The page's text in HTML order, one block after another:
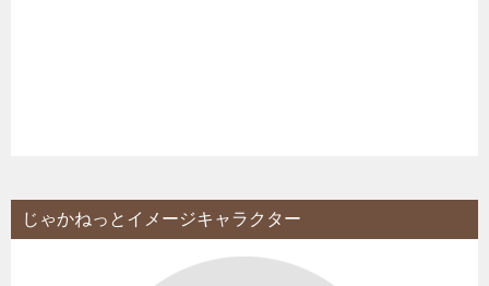
じゃかねっとイメージキャラクター